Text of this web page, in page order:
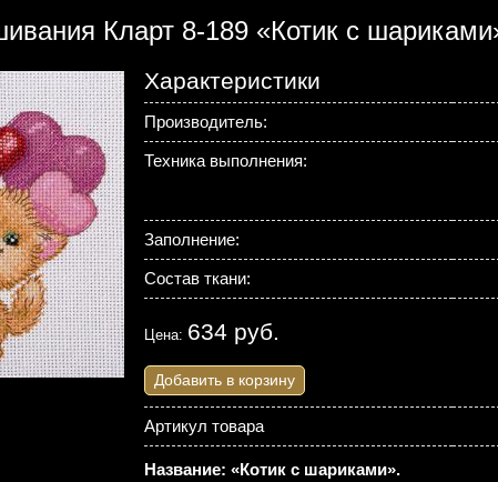
Кларт 8-189 «Котик с
Характеристики
Производитель:
Техника выполнения:
Заполнение:
Состав ткани:
Цена: 634 руб.
Добавить в корзину
Артикул товара
Название: «Котик с шариками».